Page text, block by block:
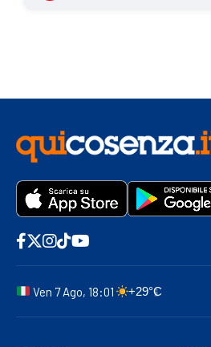
Ven 7 Ago, 18:01 +29°C